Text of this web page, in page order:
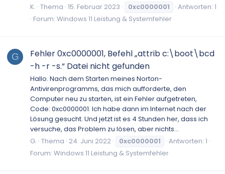
K. Thema 15. Februar 2023 0xc0000001
Antworten: 1
Forum: Windows 11 Leistung & Systemfehler
G
Fehler 0xc0000001, Befehl „attrib c:\boot\bcd
-h -r -s.“ Datei nicht gefunden
Hallo. Nach dem Starten meines Norton-
Antivirenprogramms, das mich aufforderte, den
Computer neu zu starten, ist ein Fehler aufgetreten,
Code: 0xc0000001. Ich habe dann im Internet nach der
Lösung gesucht. Und jetzt ist es 4 Stunden her, dass ich
versuche, das Problem zu lösen, aber nichts...
G. Thema 24. Juni 2022 0xc0000001
Antworten: 1
Forum: Windows 11 Leistung & Systemfehler